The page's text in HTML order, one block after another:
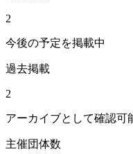
2
今後の予定を掲載中
過去掲載
2
アーカイブとして確認可
主催団体数